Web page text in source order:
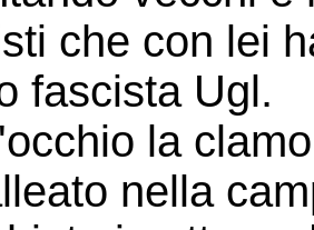
che con lei
fascista Ugl.
la
nella